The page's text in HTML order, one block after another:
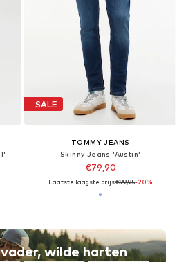
wilde harten
SALE
TOMMY JEANS
Skinny Jeans 'Austin'
€79,90
Laatste laagste prijs:€99,95-20%